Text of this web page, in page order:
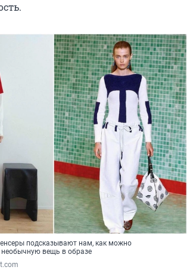
подсказывают нам, как можно
необычную вещь в образе